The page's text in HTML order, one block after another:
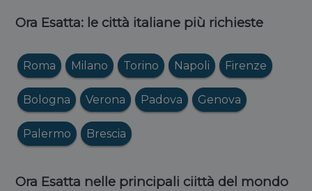
Ora Esatta: le città italiane più richieste
Roma Milano Torino Napoli Firenze
Bologna Verona Padova Genova
Palermo Brescia
Ora Esatta nelle principali ciittà del mondo